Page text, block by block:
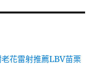
花雷射推薦LBV苗栗